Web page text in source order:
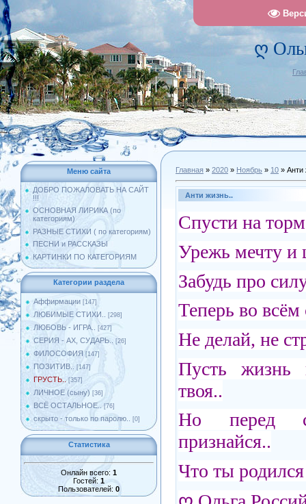
ღ
Меню сайта
ДОБРО ПОЖАЛОВАТЬ НА САЙТ
!!!
ОСНОВНАЯ ЛИРИКА (по
категориям)
РАЗНЫЕ СТИХИ ( по категориям)
ПЕСНИ и РАССКАЗЫ
КАРТИНКИ ПО КАТЕГОРИЯМ
Категории раздела
Аффирмации [147]
ЛЮБИМЫЕ СТИХИ.. [298]
ЛЮБОВЬ - ИГРА.. [427]
СЕРИЯ - АХ, СУДАРЬ.. [26]
ФИЛОСОФИЯ [147]
ПОЗИТИВ.. [147]
ГРУСТЬ.. [357]
ЛИЧНОЕ (сыну) [36]
ВСЁ ОСТАЛЬНОЕ.. [76]
скрыто - только по паролю.. [0]
Статистика
Онлайн всего: 1
Гостей: 1
Пользователей: 0
Главная » 2020 » Ноябрь » 10 » Анти
Анти жизнь..
Спусти на
Урежь мечту и
Забудь про
Теперь во
Не делай, не
Пусть жизнь
твоя..
Но перед
признайся..
Что ты